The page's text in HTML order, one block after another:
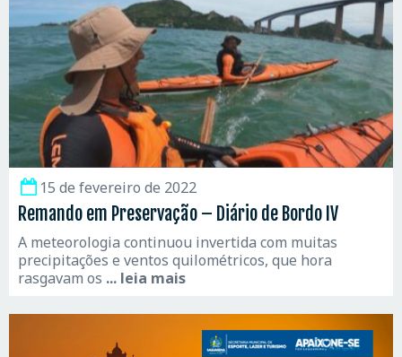
15 de fevereiro de 2022
Remando em Preservação – Diário de Bordo IV
A meteorologia continuou invertida com muitas
precipitações e ventos quilométricos, que hora
rasgavam os ... leia mais